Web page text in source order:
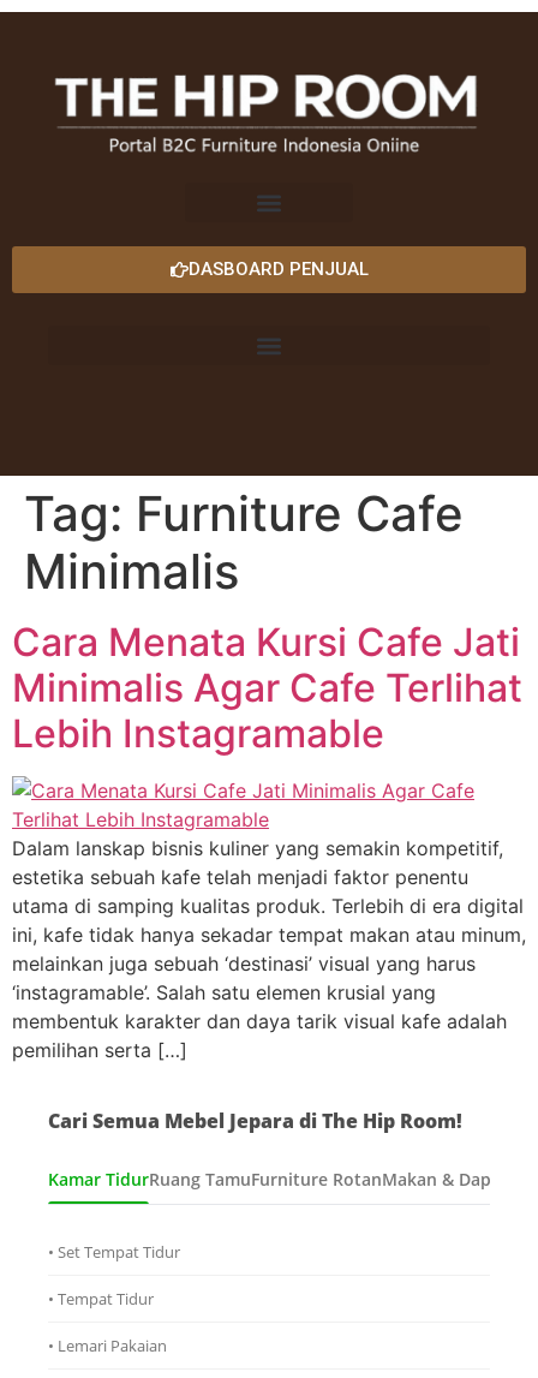
DASBOARD PENJUAL
Tag: Furniture Cafe
Minimalis
Cara Menata Kursi Cafe Jati
Minimalis Agar Cafe Terlihat
Lebih Instagramable
Dalam lanskap bisnis kuliner yang semakin kompetitif,
estetika sebuah kafe telah menjadi faktor penentu
utama di samping kualitas produk. Terlebih di era digital
ini, kafe tidak hanya sekadar tempat makan atau minum,
melainkan juga sebuah ‘destinasi’ visual yang harus
‘instagramable’. Salah satu elemen krusial yang
membentuk karakter dan daya tarik visual kafe adalah
pemilihan serta […]
Cari Semua Mebel Jepara di The Hip Room!
Kamar TidurRuang TamuFurniture RotanMakan & Dapur
• Set Tempat Tidur
• Tempat Tidur
• Lemari Pakaian